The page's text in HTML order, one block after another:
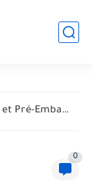
ONCF 2025 : Stages PFE et Pré-Embauche pour Étudiants –...
0